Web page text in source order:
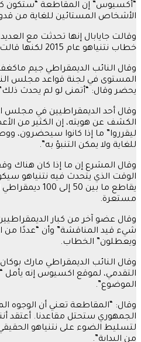
“أكسيوس” إن المقاطعة “ستكون
الأشخاص المستائين للغاية من
وقالت جايابال إنها تحدثت مع
خطاب نتنياهو عام 2015 لكنها قالت إنهم لن يحضروا هذه المرة.
وقال النائب الديمقراطي جيم
المستوى في لجنة قواعد مجلس
يحضر وقال: “أتمنى لو لم يحدث
وقال أحد الديمقراطيين في مجلس
الكشف عن هويته، إن الكثير من
ليقرروا” ما إذا كانوا سيحضرون،
للغاية ولا يمكن التنبؤ به”.
وقال المشرع إن ما إذا كان هناك
الوقت الذي يتحدث فيه نتنياهو
يقاطع ما بين 50
مستعرة.
وقال عضو آخر من كبار
شيء قيد المناقشة” وأن “عددًا من
ويعطلون” الخطاب.
وقال النائب الديمقراطي مارك
التقدمي، لموقع اكسيوس إنه يأمل
الموضوع”.
وقال: “المقاطعة تعني أن الوجوه
الجمهوري ستحتل مقاعدنا. أعتقد
لتسليط الضوء على نتنياهو
من البداية”.